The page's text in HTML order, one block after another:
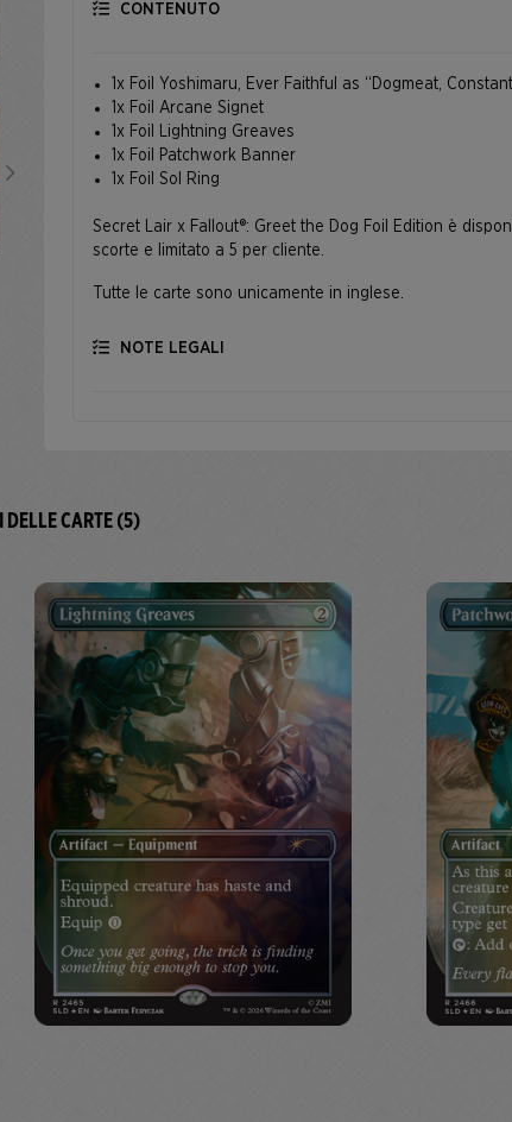
CONTENUTO
1x Foil Yoshimaru, Ever Faithful as “Dogmeat,
1x Foil Arcane Signet
1x Foil Lightning Greaves
1x Foil Patchwork Banner
1x Foil Sol Ring
Secret Lair x Fallout®: Greet the Dog Foil Edition è
scorte e limitato a 5 per cliente.
Tutte le carte sono unicamente in inglese.
NOTE LEGALI
DELLE CARTE (5)